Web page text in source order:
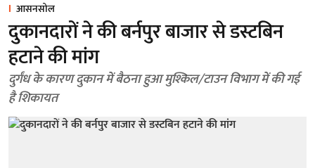
आसनसोल
दुकानदारों ने की बर्नपुर बाजार से डस्टबिन
हटाने की मांग
दुर्गंध के कारण दुकान में बैठना हुआ मुश्किल/टाउन विभाग में की गई
है शिकायत